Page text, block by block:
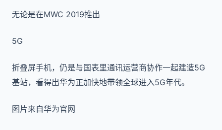
无论是在MWC 2019推出
5G
折叠屏手机，仍是与国表里通讯运营商协作一起建造5G
基站，看得出华为正加快地带领全球进入5G年代。
图片来自华为官网